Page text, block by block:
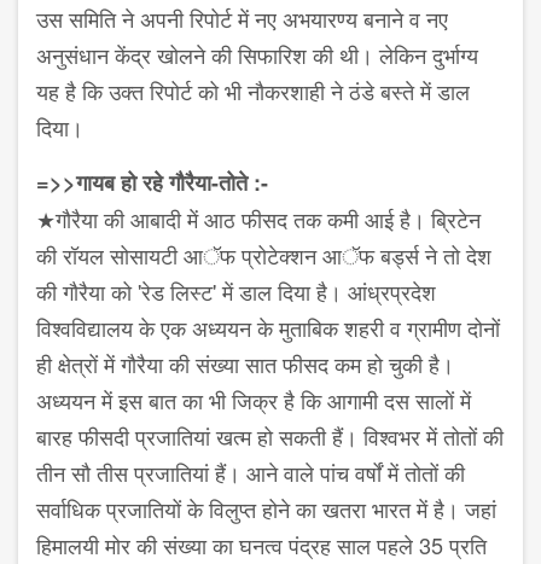
उस समिति ने अपनी रिपोर्ट में नए अभयारण्य बनाने व नए
अनुसंधान केंद्र खोलने की सिफारिश की थी। लेकिन दुर्भाग्य
यह है कि उक्त रिपोर्ट को भी नौकरशाही ने ठंडे बस्ते में डाल
दिया।
=>>गायब हो रहे गौरैया-तोते :-
★गौरैया की आबादी में आठ फीसद तक कमी आई है। ब्रिटेन
की रॉयल सोसायटी आॅफ प्रोटेक्शन आॅफ बर्ड्स ने तो देश
की गौरैया को 'रेड लिस्ट' में डाल दिया है। आंध्रप्रदेश
विश्वविद्यालय के एक अध्ययन के मुताबिक शहरी व ग्रामीण दोनों
ही क्षेत्रों में गौरैया की संख्या सात फीसद कम हो चुकी है।
अध्ययन में इस बात का भी जिक्र है कि आगामी दस सालों में
बारह फीसदी प्रजातियां खत्म हो सकती हैं। विश्वभर में तोतों की
तीन सौ तीस प्रजातियां हैं। आने वाले पांच वर्षों में तोतों की
सर्वाधिक प्रजातियों के विलुप्त होने का खतरा भारत में है। जहां
हिमालयी मोर की संख्या का घनत्व पंद्रह साल पहले 35 प्रति